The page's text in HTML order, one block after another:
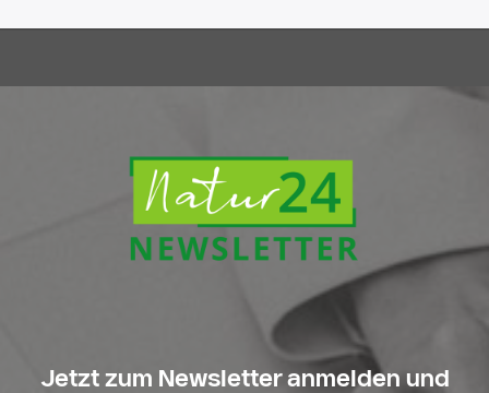
Jetzt zum Newsletter anmelden und